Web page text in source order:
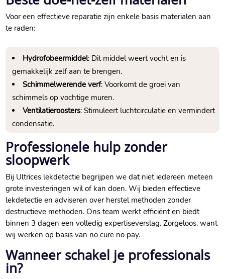
Voor een effectieve reparatie zijn enkele basis materialen aan
te raden:
Hydrofobeermiddel: Dit middel weert vocht en is
gemakkelijk zelf aan te brengen.​
Schimmelwerende verf: Voorkomt de groei van
schimmels op vochtige muren.​
Ventilatieroosters: Stimuleert luchtcirculatie en vermindert
condensatie.​
Professionele hulp zonder
sloopwerk
Bij Ultrices lekdetectie begrijpen we dat niet iedereen meteen
grote investeringen wil of kan doen.​ Wij bieden effectieve
lekdetectie en adviseren over herstel methoden zonder
destructieve methoden.​ Ons team werkt efficiënt en biedt
binnen 3 dagen een volledig expertiseverslag.​ Zorgeloos, want
wij werken op basis van no cure no pay.​
Wanneer schakel je professionals
in?